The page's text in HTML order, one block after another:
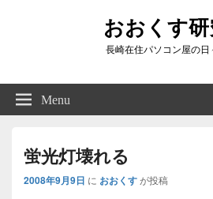
おおくす
長崎在住パソコン屋の日
Right
Sidebar
Widget
Menu
蛍光灯壊れる
2008年9月9日 に おおくすが投稿